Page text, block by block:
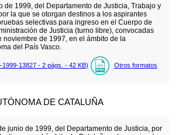
de 1999, del Departamento de Justicia, Trabajo y
la que se otorgan destinos a los aspirantes
selectivas para ingreso en el Cuerpo de
de Justicia (turno libre), convocadas
noviembre de 1997, en el ámbito de la
del País Vasco.
1999-13827 - 2 págs. - 42 KB) Otros formatos
DE CATALUÑA
junio de 1999, del Departamento de Justicia, por